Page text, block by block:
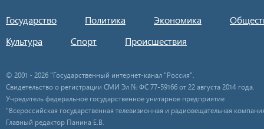
Государство Политика Экономика
Культура
Спорт Происшествия
© 2001 - 2026 "Государственный интернет-канал "Россия".
Свидетельство о регистрации СМИ Эл № ФС 77-59166 от 22 августа 2014 года.
Учредитель федеральное государственное унитарное предприятие
"Всероссийская государственная телевизионная и радиовещательная
Главный редактор Панина Е.В.